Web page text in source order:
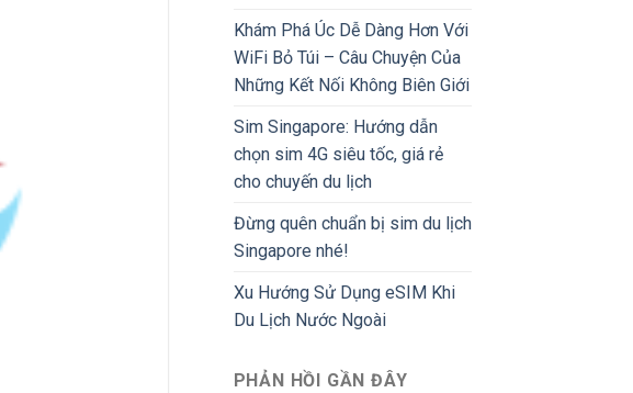
Khám Phá Úc Dễ Dàng Hơn Với
WiFi Bỏ Túi – Câu Chuyện Của
Những Kết Nối Không Biên Giới
Sim Singapore: Hướng dẫn
chọn sim 4G siêu tốc, giá rẻ
cho chuyến du lịch
Đừng quên chuẩn bị sim du lịch
Singapore nhé!
Xu Hướng Sử Dụng eSIM Khi
Du Lịch Nước Ngoài
PHẢN HỒI GẦN ĐÂY